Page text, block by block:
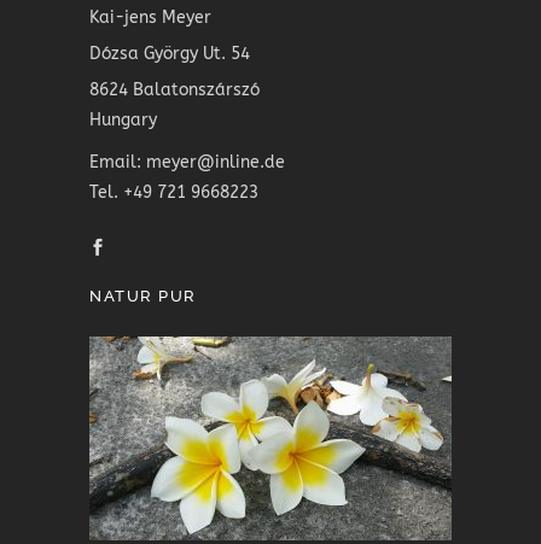
Kai-jens Meyer
Dózsa György Ut. 54
8624 Balatonszárszó
Hungary
Email: meyer@inline.de
Tel. +49 721 9668223
NATUR PUR